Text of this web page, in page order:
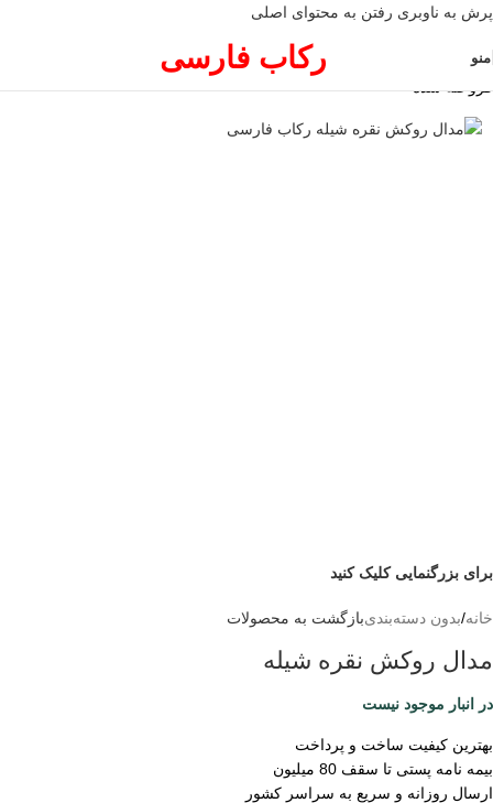
پرش به ناوبری رفتن به محتوای اصلی
منو رکاب فارسی
فروخته شده
برای بزرگنمایی کلیک کنید
خانه/بدون دسته‌بندیبازگشت به محصولات
مدال روکش نقره شیله
در انبار موجود نیست
بهترین کیفیت ساخت و پرداخت
بیمه نامه پستی تا سقف 80 میلیون
ارسال روزانه و سریع به سراسر کشور